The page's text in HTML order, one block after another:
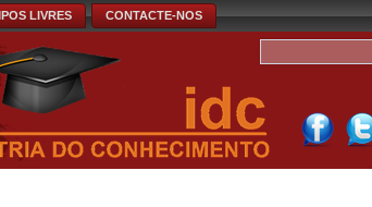
LIVRES CONTACTE-NOS